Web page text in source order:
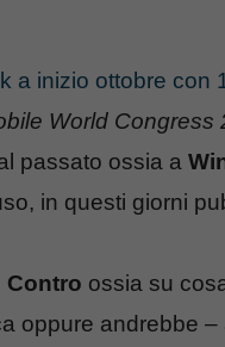
a inizio ottobre con
World Congress
passato ossia a
in questi giorni
Contro ossia su
oppure andrebbe